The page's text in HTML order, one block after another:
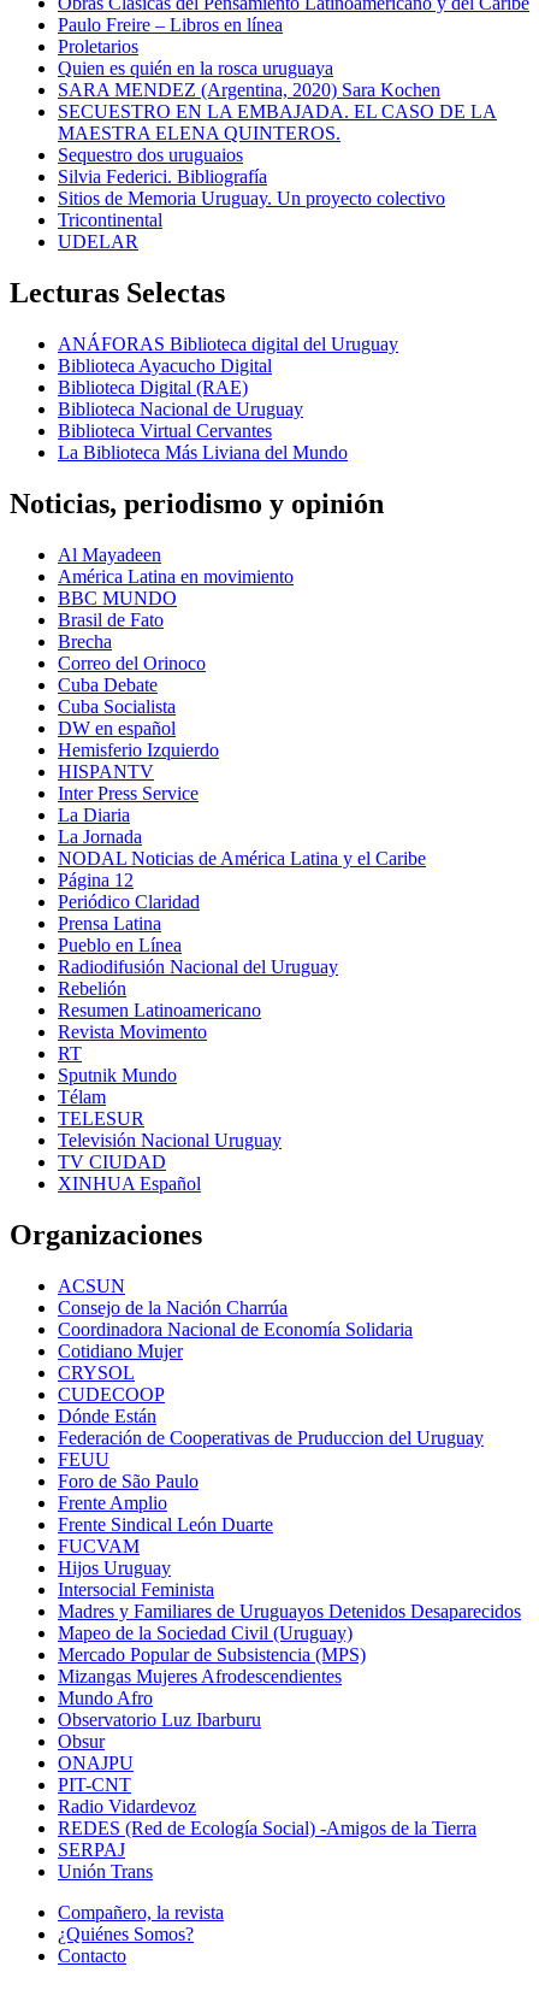
Paulo Freire – Libros en línea
Proletarios
Quien es quién en la rosca uruguaya
SARA MENDEZ (Argentina, 2020) Sara Kochen
SECUESTRO EN LA EMBAJADA. EL CASO DE LA
MAESTRA ELENA QUINTEROS.
Sequestro dos uruguaios
Silvia Federici. Bibliografía
Sitios de Memoria Uruguay. Un proyecto colectivo
Tricontinental
UDELAR
Lecturas Selectas
ANÁFORAS Biblioteca digital del Uruguay
Biblioteca Ayacucho Digital
Biblioteca Digital (RAE)
Biblioteca Nacional de Uruguay
Biblioteca Virtual Cervantes
La Biblioteca Más Liviana del Mundo
Noticias, periodismo y opinión
Al Mayadeen
América Latina en movimiento
BBC MUNDO
Brasil de Fato
Brecha
Correo del Orinoco
Cuba Debate
Cuba Socialista
DW en español
Hemisferio Izquierdo
HISPANTV
Inter Press Service
La Diaria
La Jornada
NODAL Noticias de América Latina y el Caribe
Página 12
Periódico Claridad
Prensa Latina
Pueblo en Línea
Radiodifusión Nacional del Uruguay
Rebelión
Resumen Latinoamericano
Revista Movimento
RT
Sputnik Mundo
Télam
TELESUR
Televisión Nacional Uruguay
TV CIUDAD
XINHUA Español
Organizaciones
ACSUN
Consejo de la Nación Charrúa
Coordinadora Nacional de Economía Solidaria
Cotidiano Mujer
CRYSOL
CUDECOOP
Dónde Están
Federación de Cooperativas de Pruduccion del Uruguay
FEUU
Foro de São Paulo
Frente Amplio
Frente Sindical León Duarte
FUCVAM
Hijos Uruguay
Intersocial Feminista
Madres y Familiares de Uruguayos Detenidos Desaparecidos
Mapeo de la Sociedad Civil (Uruguay)
Mercado Popular de Subsistencia (MPS)
Mizangas Mujeres Afrodescendientes
Mundo Afro
Observatorio Luz Ibarburu
Obsur
ONAJPU
PIT-CNT
Radio Vidardevoz
REDES (Red de Ecología Social) -Amigos de la Tierra
SERPAJ
Unión Trans
Compañero, la revista
¿Quiénes Somos?
Contacto